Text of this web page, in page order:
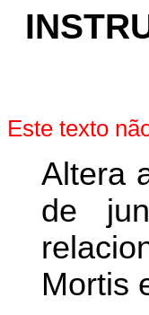
Este texto
Altera
de
Mortis